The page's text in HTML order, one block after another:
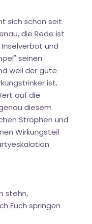
sich schon seit
die Rede ist
und
seinen
weil der gute
ist,
auf die
diesem
Strophen und
Wirkungsteil
stehn,
Euch springen